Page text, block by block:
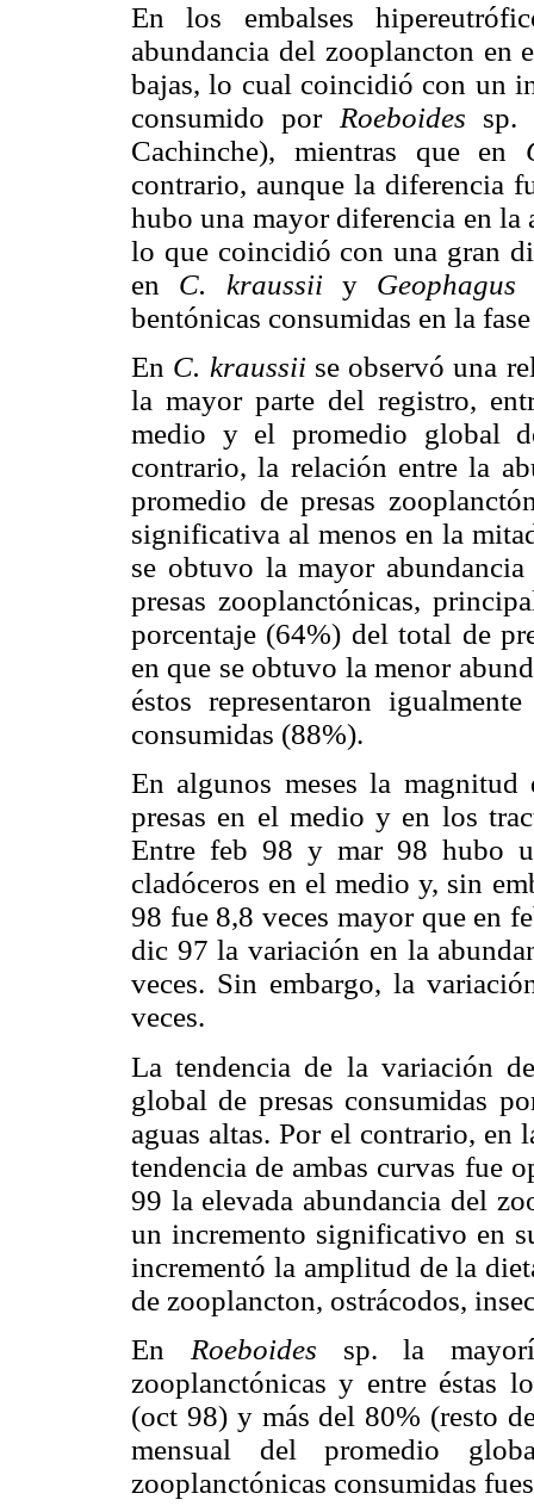
En los embalses
abundancia del zooplancton en
bajas, lo cual coincidió con un
consumido por Roeboides
Cachinche), mientras que en
contrario, aunque la diferencia
hubo una mayor diferencia en
lo que coincidió con una gran
en C. kraussiiy Geophagus
bentónicas consumidas en la
En C. kraussiise observó una
la mayor parte del registro,
medio y el promedio global
contrario, la relación entre la
promedio de presas
significativa al menos en la
se obtuvo la mayor
presas zooplanctónicas,
porcentaje (64%) del total de
en que se obtuvo la menor
éstos representaron
consumidas (88%).
En algunos meses la
presas en el medio y en los
Entre feb 98 y mar 98 hubo
cladóceros en el medio y, sin
98 fue 8,8 veces mayor que en
dic 97 la variación en la
veces. Sin embargo, la
veces.
La tendencia de la variación
global de presas consumidas
aguas altas. Por el contrario, en
tendencia de ambas curvas fue
99 la elevada abundancia del
un incremento significativo en
incrementó la amplitud de la
de zooplancton, ostrácodos,
En Roeboides sp. la
zooplanctónicas y entre éstas
(oct 98) y más del 80% (resto
mensual del promedio
zooplanctónicas consumidas